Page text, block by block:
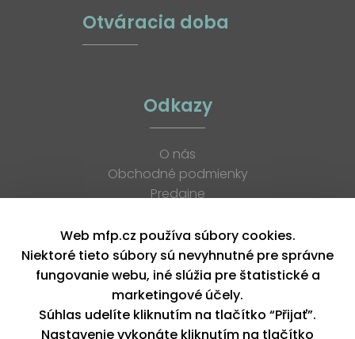
Otváracia doba
Odkazy
O nás
Obchodné podmienky
Predajne
K stiahnutiu
Blog
Kontakt
Kariéra
XML feed
Web mfp.cz používa súbory cookies.
Niektoré tieto súbory sú nevyhnutné pre správne
fungovanie webu, iné slúžia pre štatistické a
marketingové účely.
Súhlas udelíte kliknutím na tlačítko “Přijať”.
Nastavenie vykonáte kliknutím na tlačítko